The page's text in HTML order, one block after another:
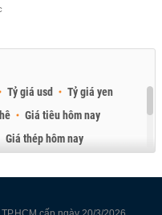
Tỷ giá usd
Tỷ giá yen
Giá tiêu hôm nay
Giá thép hôm nay